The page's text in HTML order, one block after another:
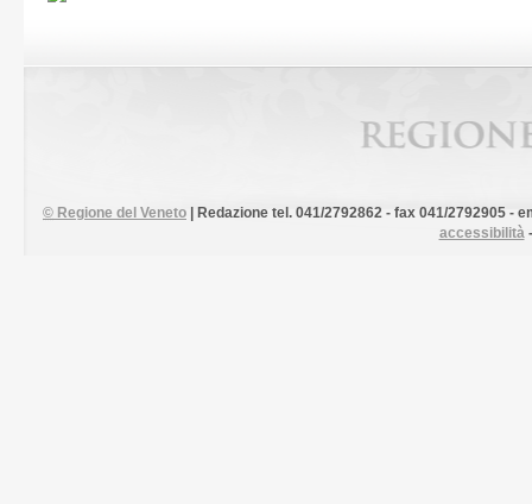
© Regione del Veneto
| Redazione tel. 041/2792862 - fax 041/2792905 -
accessibilità